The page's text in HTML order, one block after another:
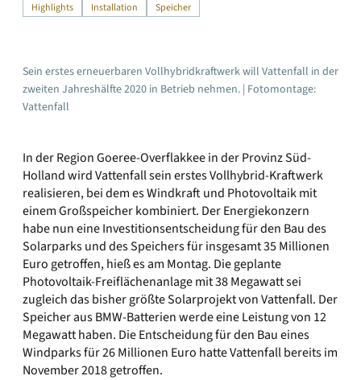
Highlights
Installation Speicher
Sein erstes erneuerbaren Vollhybridkraftwerk will Vattenfall in der
zweiten Jahreshälfte 2020 in Betrieb nehmen. | Fotomontage:
Vattenfall
In der Region Goeree-Overflakkee in der Provinz Süd-
Holland wird Vattenfall sein erstes Vollhybrid-Kraftwerk
realisieren, bei dem es Windkraft und Photovoltaik mit
einem Großspeicher kombiniert. Der Energiekonzern
habe nun eine Investitionsentscheidung für den Bau des
Solarparks und des Speichers für insgesamt 35 Millionen
Euro getroffen, hieß es am Montag. Die geplante
Photovoltaik-Freiflächenanlage mit 38 Megawatt sei
zugleich das bisher größte Solarprojekt von Vattenfall. Der
Speicher aus BMW-Batterien werde eine Leistung von 12
Megawatt haben. Die Entscheidung für den Bau eines
Windparks für 26 Millionen Euro hatte Vattenfall bereits im
November 2018 getroffen.